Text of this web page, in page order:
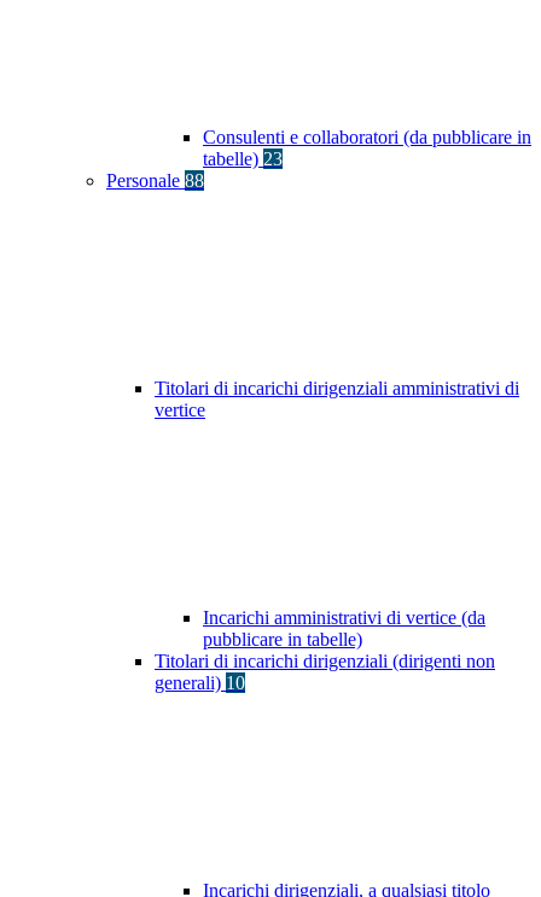
Consulenti e collaboratori (da pubblicare in
tabelle) 23
Personale 88
Titolari di incarichi dirigenziali amministrativi di
vertice
Incarichi amministrativi di vertice (da
pubblicare in tabelle)
Titolari di incarichi dirigenziali (dirigenti non
generali) 10
Incarichi dirigenziali, a qualsiasi titolo